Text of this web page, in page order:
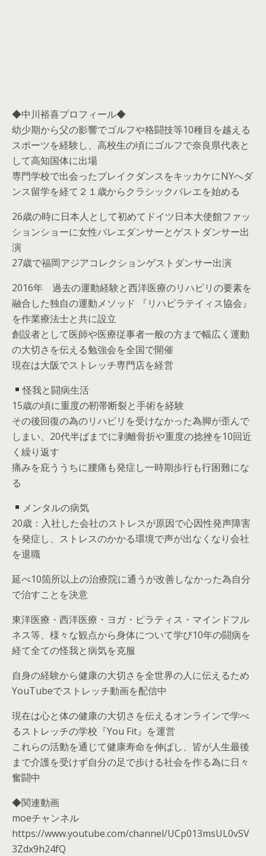
◆中川裕喜プロフィール◆
幼少期から父の影響でゴルフや格闘技等10種目を越える
スポーツを経験し、高校生の頃にゴルフで奈良県代表と
して高知国体に出場
専門学校で出会ったブレイクダンスをキッカケにNYへダ
ンス留学を経て２１歳からクラシックバレエを始める
26歳の時に日本人として初めてドイツ日本大使館ファッ
ションショーに女性バレエダンサーとゲストダンサー出
演
27歳で福岡アジアコレクションゲストダンサー出演
2016年 過去の運動経験と西洋医療のリハビリの要素を
融合した独自の運動メソッド 『リハピラテイィス協会』
を作業療法士と共に設立
創設者として医師や医療従事者一般の方まで幅広く運動
の大切さを伝える勉強会を全国で開催
現在は大阪でストレッチ専門店を経営
怪我と闘病生活
15歳の頃に重度の靭帯断裂と手術を経験
その後回復の為のリハビリを受けなかった為脚が歪んで
しまい、20代半ばまでに剥離骨折や重度の捻挫を10回近
く繰り返す
痛みを庇ううちに腰痛も発症し一時期歩行も行困難にな
る
メンタルの病気
20歳：入社した会社のストレスが原因で心因性発声障害
を発症し、ストレスのかかる環境で声が出なくなり会社
を退職
延べ10箇所以上の治療院に通うが改善しなかった為自分
で治すことを決意
東洋医療・西洋医療・ヨガ・ピラティス・マインドフル
ネス等、様々な観点から身体について学び10年の闘病を
経て全ての怪我と病気を克服
自身の経験から健康の大切さを全世界の人に伝えるため
YouTubeでストレッチ動画を配信中
現在は心と体の健康の大切さを伝えるオンラインで学べ
るストレッチの学校『You Fit』を運営
これらの活動を通じて健康寿命を伸ばし、皆が人生最後
まで介護を受けず自分の足で歩ける社会を作る為に日々
奮闘中
◆関連動画
moeチャンネル
https://www.youtube.com/channel/UCp013msUL0vSV
3Zdx9h24fQ